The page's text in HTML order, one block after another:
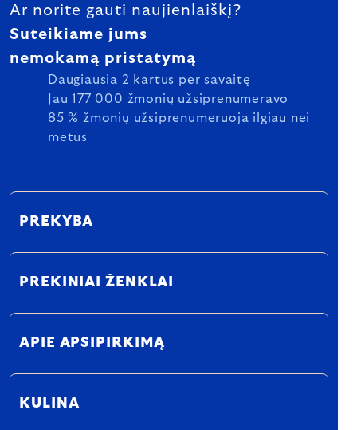
Ar norite gauti naujienlaiškį?
Suteikiame jums
nemokamą pristatymą
Daugiausia 2 kartus per savaitę
Jau 177 000 žmonių užsiprenumeravo
85 % žmonių užsiprenumeruoja ilgiau nei
metus
PREKYBA
PREKINIAI ŽENKLAI
APIE APSIPIRKIMĄ
KULINA